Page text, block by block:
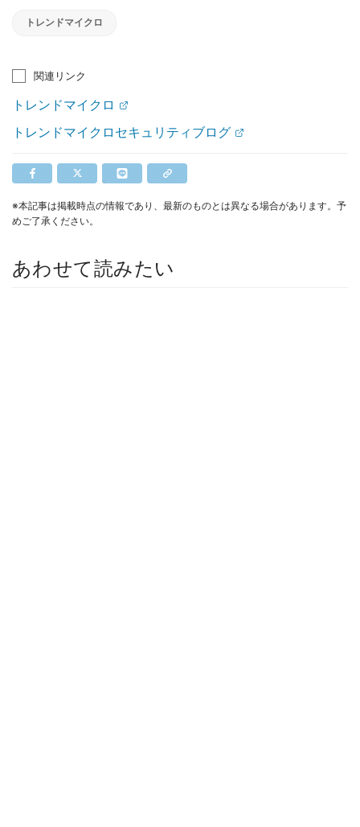
トレンドマイクロ
関連リンク
トレンドマイクロ
トレンドマイクロセキュリティブログ
※本記事は掲載時点の情報であり、最新のものとは異なる場合があります。予
めご了承ください。
あわせて読みたい